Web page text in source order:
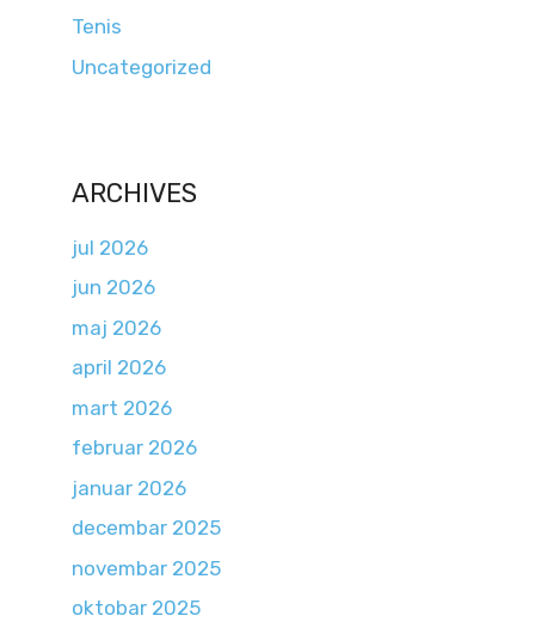
Tenis
Uncategorized
ARCHIVES
jul 2026
jun 2026
maj 2026
april 2026
mart 2026
februar 2026
januar 2026
decembar 2025
novembar 2025
oktobar 2025